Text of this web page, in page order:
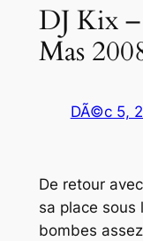
DJ Kix
Mas
DÃ©c 5,
De retour
sa place sous
bombes